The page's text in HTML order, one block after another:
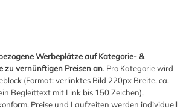
Werbeplätze auf Kategorie- &
zu vernünftigen Preisen an. Pro Kategorie wird
(Format: verlinktes Bild 220px Breite, ca.
Begleittext mit Link bis 150 Zeichen),
Preise und Laufzeiten werden individuell